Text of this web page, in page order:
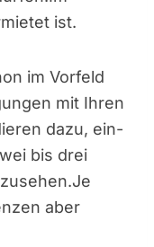
ist.
im Vorfeld
mit Ihren
dazu, ein-
bis drei
aber